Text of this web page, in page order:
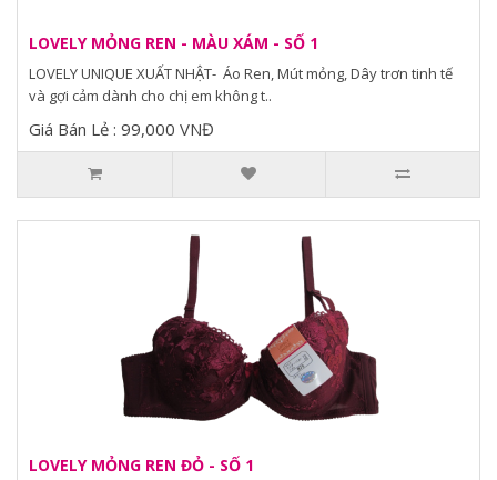
LOVELY MỎNG REN - MÀU XÁM - SỐ 1
LOVELY UNIQUE XUẤT NHẬT- Áo Ren, Mút mỏng, Dây trơn tinh tế
và gợi cảm dành cho chị em không t..
Giá Bán Lẻ : 99,000 VNĐ
LOVELY MỎNG REN ĐỎ - SỐ 1